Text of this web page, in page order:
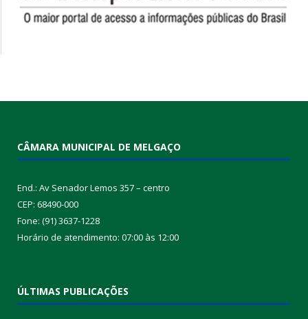
CÂMARA MUNICIPAL DE MELGAÇO
End.: Av Senador Lemos 357 – centro
CEP: 68490-000
Fone: (91) 3637-1228
Horário de atendimento: 07:00 às 12:00
ÚLTIMAS PUBLICAÇÕES